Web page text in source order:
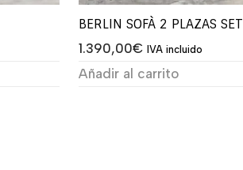
BERLIN SOFÀ 2 PLAZAS SET
1.390,00€ IVA incluido
Añadir al carrito